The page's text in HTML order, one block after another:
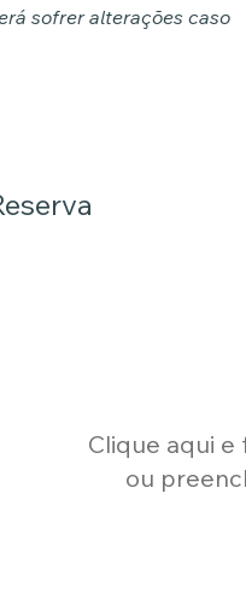
sofrer alterações caso
Clique aqui
ou